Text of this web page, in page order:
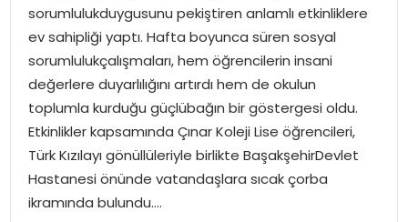
TEKNOLOJI
EĞITIM
GENEL
sorumlulukduygusunu pekiştiren anlamlı etkinliklere
ev sahipliği yaptı. Hafta boyunca süren sosyal
sorumlulukçalışmaları, hem öğrencilerin insani
değerlere duyarlılığını artırdı hem de okulun
toplumla kurduğu güçlübağın bir göstergesi oldu.
Etkinlikler kapsamında Çınar Koleji Lise öğrencileri,
Türk Kızılayı gönüllüleriyle birlikte BaşakşehirDevlet
Hastanesi önünde vatandaşlara sıcak çorba
ikramında bulundu….